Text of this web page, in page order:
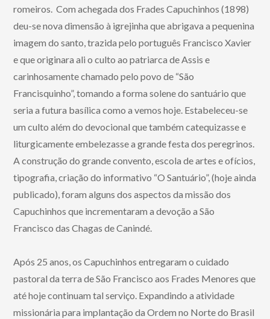
romeiros. Com achegada dos Frades Capuchinhos (1898)
deu-se nova dimensão à igrejinha que abrigava a pequenina
imagem do santo, trazida pelo português Francisco Xavier
e que originara ali o culto ao patriarca de Assis e
carinhosamente chamado pelo povo de “São
Francisquinho”, tomando a forma solene do santuário que
seria a futura basílica como a vemos hoje. Estabeleceu-se
um culto além do devocional que também catequizasse e
liturgicamente embelezasse a grande festa dos peregrinos.
A construção do grande convento, escola de artes e ofícios,
tipografia, criação do informativo “O Santuário”, (hoje ainda
publicado), foram alguns dos aspectos da missão dos
Capuchinhos que incrementaram a devoção a São
Francisco das Chagas de Canindé.
Após 25 anos, os Capuchinhos entregaram o cuidado
pastoral da terra de São Francisco aos Frades Menores que
até hoje continuam tal serviço. Expandindo a atividade
missionária para implantação da Ordem no Norte do Brasil